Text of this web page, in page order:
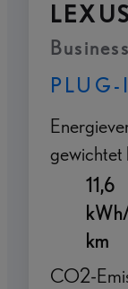
Business
gewichtet
11,6
km
CO2-